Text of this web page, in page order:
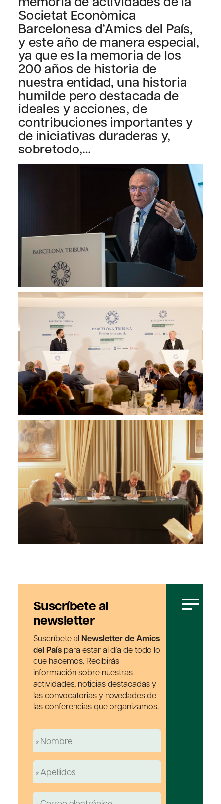
Societat Econòmica
Barcelonesa d’Amics del País,
y este año de manera especial,
ya que es la memoria de los
200 años de historia de
nuestra entidad, una historia
humilde pero destacada de
ideales y acciones, de
contribuciones importantes y
de iniciativas duraderas y,
sobretodo,…
Suscríbete al
newsletter
Suscríbete al Newsletter de Amics
del País para estar al día de todo lo
que hacemos. Recibirás
información sobre nuestras
actividades, noticias destacadas y
las convocatorias y novedades de
las conferencias que organizamos.